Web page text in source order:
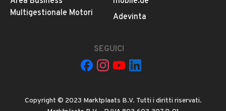
Multigestionale Motori
Adevinta
SEGUICI
Copyright © 2023 Marktplaats B.V. Tutti i diritti riservati.